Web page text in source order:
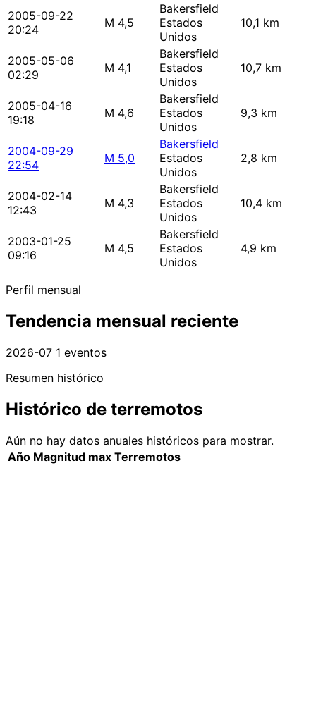
2005-09-22
20:24
M 4,5
Bakersfield
Estados
Unidos
10,1 km
2005-05-06
02:29
M 4,1
Bakersfield
Estados
Unidos
10,7 km
2005-04-16
19:18
M 4,6
Bakersfield
Estados
Unidos
9,3 km
2004-09-29
22:54
M 5,0
Bakersfield
Estados
Unidos
2,8 km
2004-02-14
12:43
M 4,3
Bakersfield
Estados
Unidos
10,4 km
2003-01-25
09:16
M 4,5
Bakersfield
Estados
Unidos
4,9 km
Perfil mensual
Tendencia mensual reciente
2026-07 1 eventos
Resumen histórico
Histórico de terremotos
Aún no hay datos anuales históricos para mostrar.
Año Magnitud max Terremotos